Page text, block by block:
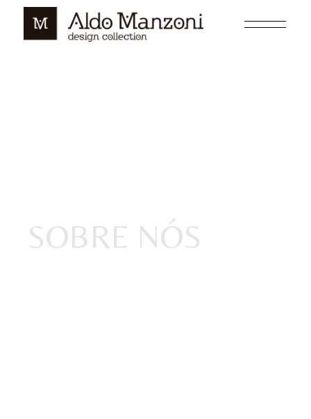
SOBRE NÓS